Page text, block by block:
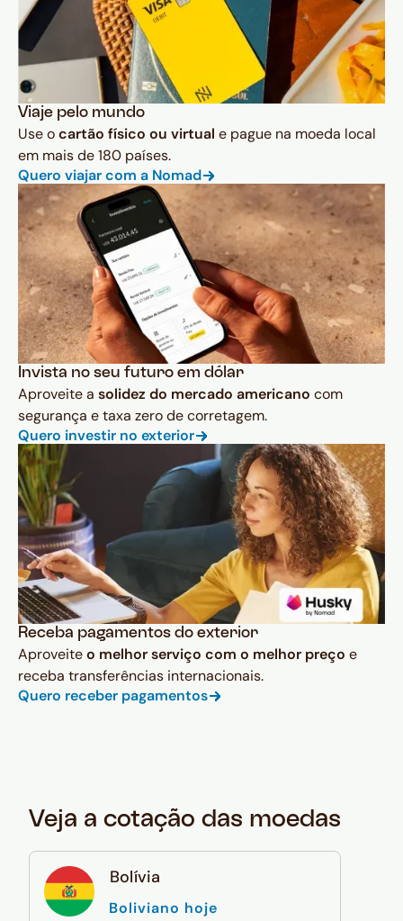
Viaje pelo mundo
Use ocartão físico ou virtual e pague na moeda local
em mais de 180 países.
Quero viajar com a Nomad
Invista no seu futuro em dólar
Aproveite a solidez do mercado americano com
segurança e taxa zero de corretagem.
Quero investir no exterior
Receba pagamentos do exterior
Aproveiteo melhor serviço com o melhor preço e
receba transferências internacionais.
Quero receber pagamentos
Veja a cotação das moedas
Bolívia
Boliviano hoje